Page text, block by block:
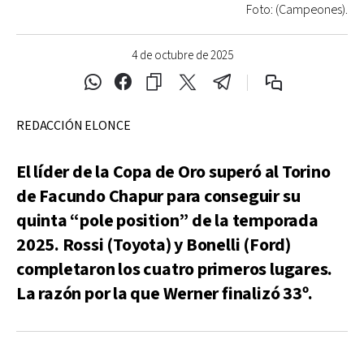
4 de octubre de 2025
Foto: (Campeones).
REDACCIÓN ELONCE
El líder de la Copa de Oro superó al Torino
de Facundo Chapur para conseguir su
quinta “pole position” de la temporada
2025. Rossi (Toyota) y Bonelli (Ford)
completaron los cuatro primeros lugares.
La razón por la que Werner finalizó 33º.